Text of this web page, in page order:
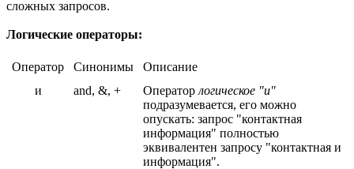
сложных запросов.
Логические операторы:
Оператор Синонимы
Описание
и
and, &, + Оператор логическое "и"
подразумевается, его можно
опускать: запрос "контактная
информация" полностью
эквивалентен запросу "контактная и
информация".